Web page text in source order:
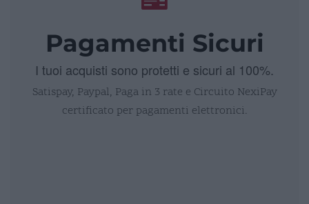
Pagamenti Sicuri
I tuoi acquisti sono protetti e sicuri al 100%.
Satispay, Paypal, Paga in 3 rate e Circuito NexiPay
certificato per pagamenti elettronici.